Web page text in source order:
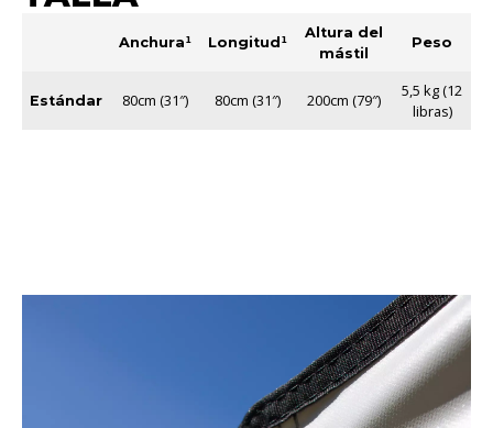
Anchura¹ Longitud¹
Altura del
mástil
Peso
Estándar 80cm (31″) 80cm (31″) 200cm (79″)
5,5 kg (12
libras)